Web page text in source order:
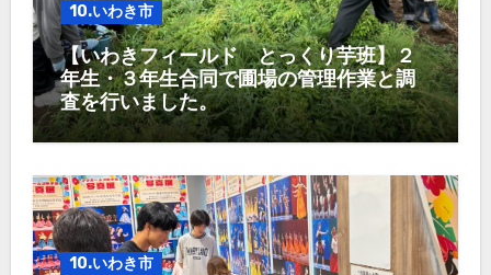
10.いわき市
【いわきフィールド とっくり芋班】２
年生・３年生合同で圃場の管理作業と調
査を行いました。
10.いわき市